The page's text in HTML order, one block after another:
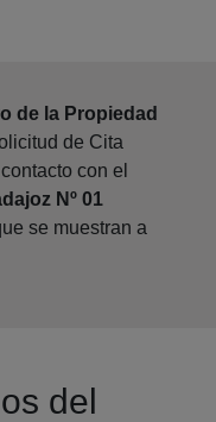
de la Propiedad
de Cita
con el
Nº 01
se muestran a
del